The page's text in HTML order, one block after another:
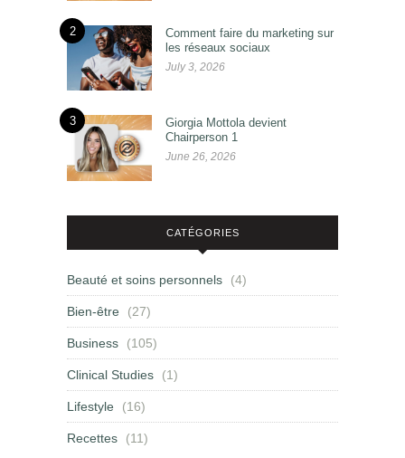
2
Comment faire du marketing sur
les réseaux sociaux
July 3, 2026
3
Giorgia Mottola devient
Chairperson 1
June 26, 2026
CATÉGORIES
Beauté et soins personnels (4)
Bien-être (27)
Business (105)
Clinical Studies (1)
Lifestyle (16)
Recettes (11)